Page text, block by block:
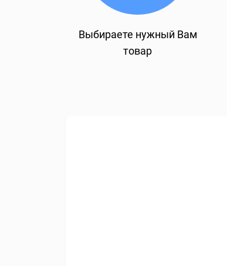
Выбираете нужный Вам
товар